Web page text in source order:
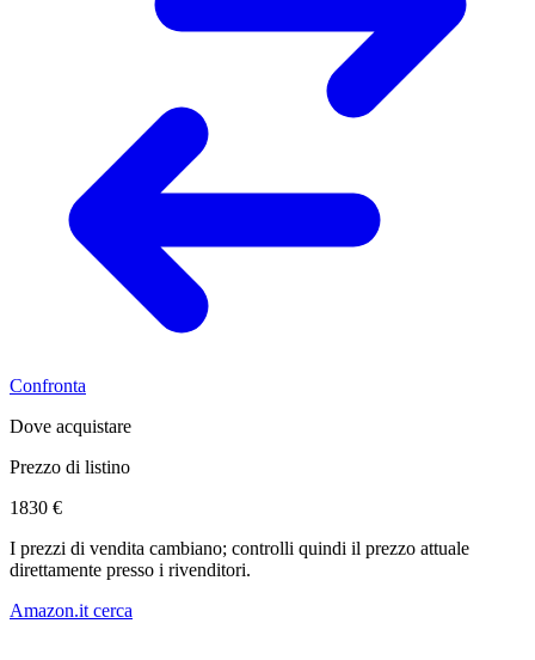
Confronta
Dove acquistare
Prezzo di listino
1830 €
I prezzi di vendita cambiano; controlli quindi il prezzo attuale
direttamente presso i rivenditori.
Amazon.it cerca